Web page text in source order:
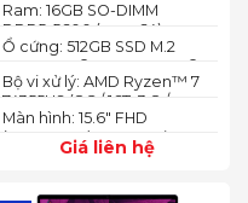
144Hz, 100% sRGB
Giá liên hệ
Màn hình: 15.6" FHD
(1920x1080) IPS 300nits
Anti-glare, 100% sRGB,
Bộ vi xử lý: AMD Ryzen™ 7
74355HS (8C / 16T, 3.8 /
5.1GHz, 8MB L2 / 16MB L3)
Ổ cứng: 512GB SSD M.2
2242 PCIe® 4.0x4 NVMe®
(2 slots nvme)
Ram: 16GB SO-DIMM
DDR5-5600 (max 64)